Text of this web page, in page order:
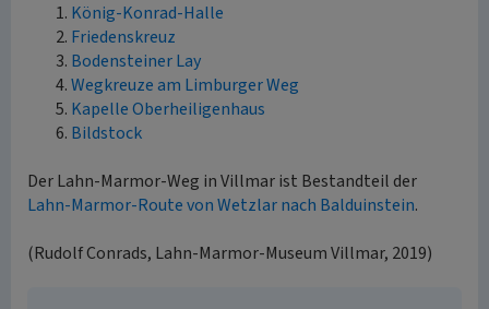
König-Konrad-Halle
Friedenskreuz
Bodensteiner Lay
Wegkreuze am Limburger Weg
Kapelle Oberheiligenhaus
Bildstock
Der Lahn-Marmor-Weg in Villmar ist Bestandteil der
Lahn-Marmor-Route von Wetzlar nach Balduinstein.
(Rudolf Conrads, Lahn-Marmor-Museum Villmar, 2019)